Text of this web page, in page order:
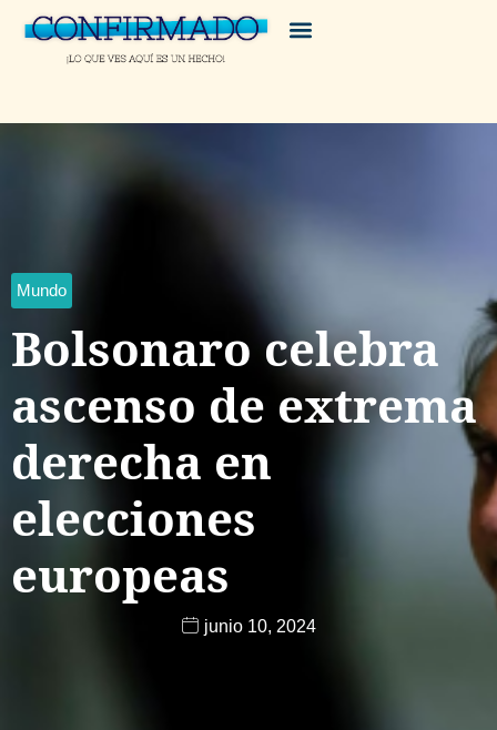
Mundo
Bolsonaro celebra
ascenso de extrema
derecha en
elecciones
europeas
junio 10, 2024